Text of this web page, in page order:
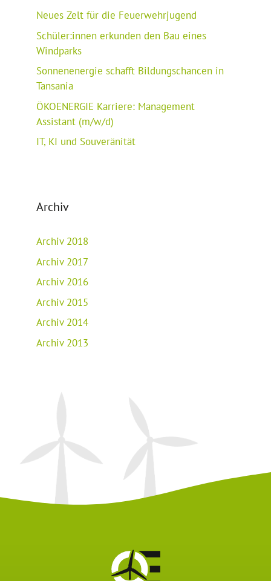
Neues Zelt für die Feuerwehrjugend
Schüler:innen erkunden den Bau eines
Windparks
Sonnenenergie schafft Bildungschancen in
Tansania
ÖKOENERGIE Karriere: Management
Assistant (m/w/d)
IT, KI und Souveränität
Archiv
Archiv 2018
Archiv 2017
Archiv 2016
Archiv 2015
Archiv 2014
Archiv 2013